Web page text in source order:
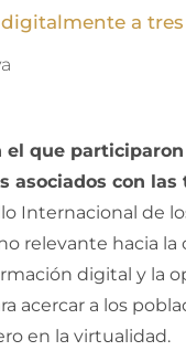
a
que
asociados con
Internacional de
relevante hacia
digital y la
acercar a los
en la virtualidad.